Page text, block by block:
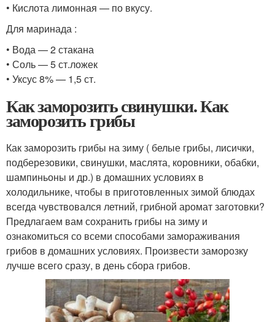
• Кислота лимонная — по вкусу.
Для маринада :
• Вода — 2 стакана
• Соль — 5 ст.ложек
• Уксус 8% — 1,5 ст.
Как заморозить свинушки. Как
заморозить грибы
Как заморозить грибы на зиму ( белые грибы, лисички,
подберезовики, свинушки, маслята, коровники, обабки,
шампиньоны и др.) в домашних условиях в
холодильнике, чтобы в приготовленных зимой блюдах
всегда чувствовался летний, грибной аромат заготовки?
Предлагаем вам сохранить грибы на зиму и
ознакомиться со всеми способами замораживания
грибов в домашних условиях. Произвести заморозку
лучше всего сразу, в день сбора грибов.